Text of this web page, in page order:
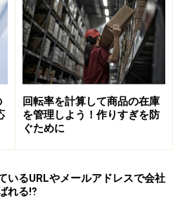
る時の本人確認が大変
の店長がアルバイトやパートの
ナンバー収集をはじめていま
回転率を計算して商品の在庫
を管理しよう！作りすぎを防
ぐために
いるURLやメールアドレスで会社
れる⁉